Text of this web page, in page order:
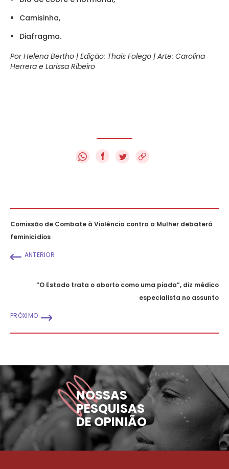
Camisinha,
Diafragma.
Por Helena Bertho | Edição: Thais Folego | Arte: Carolina
Herrera e Larissa Ribeiro
f
Comissão de Combate à Violência contra a Mulher debaterá
feminicídios
ANTERIOR
“O Estado trata o aborto como uma piada”, diz médico
especialista no assunto
PRÓXIMO
NOSSAS
PESQUISAS
DE OPINIÃO